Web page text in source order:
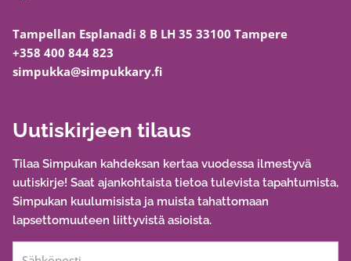
Tampellan Esplanadi 8 B LH 35 33100 Tampere
+358 400 844 823
simpukka@simpukkary.fi
Uutiskirjeen tilaus
Tilaa Simpukan kahdeksan kertaa vuodessa ilmestyvä
uutiskirje! Saat ajankohtaista tietoa tulevista tapahtumista,
Simpukan kuulumisista ja muista tahattomaan
lapsettomuuteen liittyvistä asioista.